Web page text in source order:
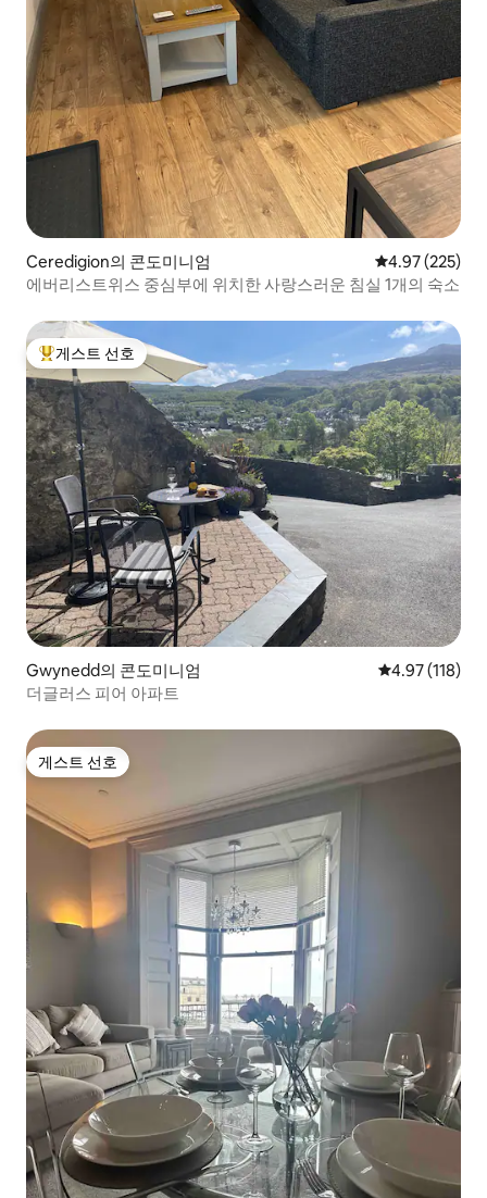
Ceredigion의 콘도미니엄 평점 4.97점(5
4.97 (225)
에버리스트위스 중심부에 위치한 사랑스러운 침실 1개의 숙소
상위 게스트 선호
게스트 선호
Gwynedd의 콘도미니엄 평점 4.97점(5
4.97 (118)
더글러스 피어 아파트
게스트 선호
게스트 선호